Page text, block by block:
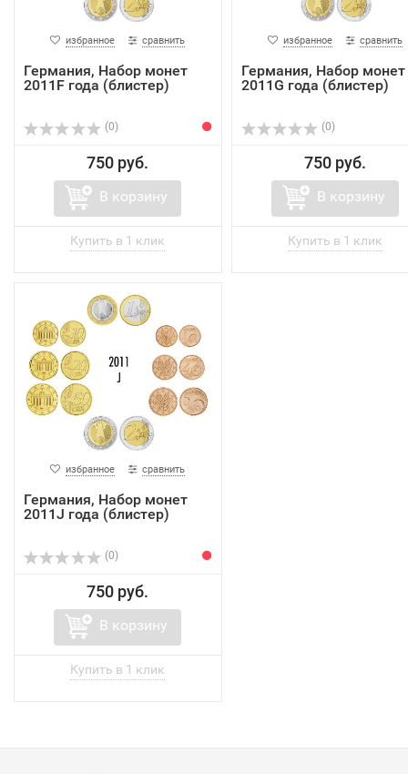
избранное сравнить
Германия, Набор монет
2011F года (блистер)
(0)
750 руб.
В корзину
избранное сравнить
Германия, Набор монет
2011G года (блистер)
(0)
750 руб.
В корзину
избранное сравнить
Германия, Набор монет
2011J года (блистер)
(0)
750 руб.
В корзину